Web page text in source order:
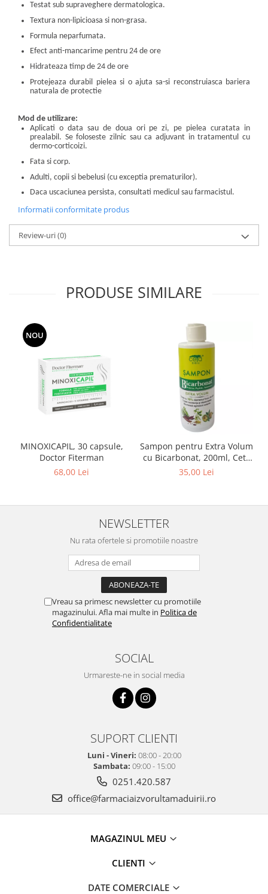
Testat sub supraveghere dermatologica.
Textura non-lipicioasa si non-grasa.
Formula neparfumata.
Efect anti-mancarime pentru 24 de ore
Hidrateaza timp de 24 de ore
Protejeaza durabil pielea si o ajuta sa-si reconstruiasca bariera
naturala de protectie
Mod de utilizare:
Aplicati o data sau de doua ori pe zi, pe pielea curatata in
prealabil. Se foloseste zilnic sau ca adjuvant in tratamentul cu
dermo-corticoizi.
Fata si corp.
Adulti, copii si bebelusi (cu exceptia prematurilor).
Daca uscaciunea persista, consultati medicul sau farmacistul.
Informatii conformitate produs
Review-uri(0)
PRODUSE SIMILARE
NOU
MINOXICAPIL, 30 capsule,
Doctor Fiterman
68,00 Lei
Sampon pentru Extra Volum
cu Bicarbonat, 200ml, Ceta
Sibiu
35,00 Lei
NEWSLETTER
Nu rata ofertele si promotiile noastre
Vreau sa primesc newsletter cu promotiile
magazinului. Afla mai multe in Politica de
Confidentialitate
SOCIAL
Urmareste-ne in social media
SUPORT CLIENTI
Luni - Vineri: 08:00 - 20:00
Sambata: 09:00 - 15:00
0251.420.587
office@farmaciaizvorultamaduirii.ro
MAGAZINUL MEU
CLIENTI
DATE COMERCIALE